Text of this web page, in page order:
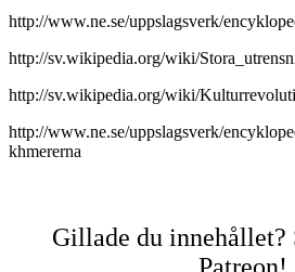
http://www.ne.se/uppslagsverk/
http://sv.wikipedia.org/wiki/
http://sv.wikipedia.org/wiki/
http://www.ne.se/uppslagsverk/
khmererna
Gillade du innehållet?